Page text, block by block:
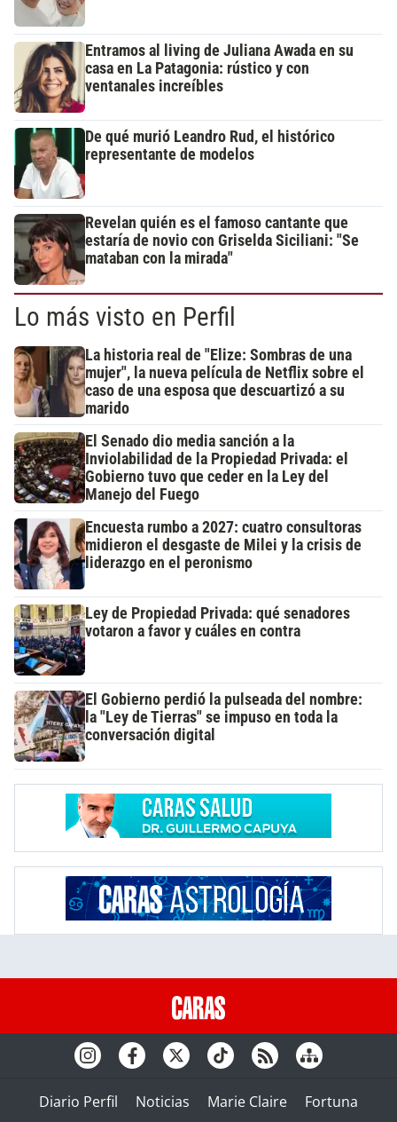
Entramos al living de Juliana Awada en su
casa en La Patagonia: rústico y con
ventanales increíbles
De qué murió Leandro Rud, el histórico
representante de modelos
Revelan quién es el famoso cantante que
estaría de novio con Griselda Siciliani: "Se
mataban con la mirada"
Lo más visto en Perfil
La historia real de "Elize: Sombras de una
mujer", la nueva película de Netflix sobre el
caso de una esposa que descuartizó a su
marido
El Senado dio media sanción a la
Inviolabilidad de la Propiedad Privada: el
Gobierno tuvo que ceder en la Ley del
Manejo del Fuego
Encuesta rumbo a 2027: cuatro consultoras
midieron el desgaste de Milei y la crisis de
liderazgo en el peronismo
Ley de Propiedad Privada: qué senadores
votaron a favor y cuáles en contra
El Gobierno perdió la pulseada del nombre:
la "Ley de Tierras" se impuso en toda la
conversación digital
Diario Perfil Noticias Marie Claire
Fortuna